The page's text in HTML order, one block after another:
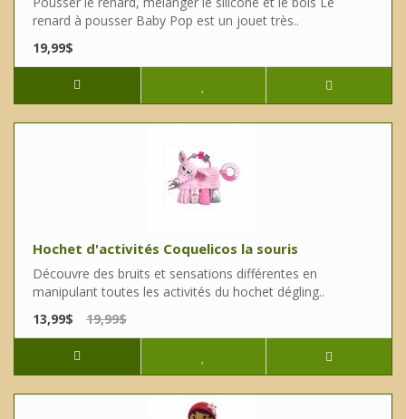
renard à pousser Baby Pop est un jouet très..
19,99$
Hochet d'activités Coquelicos la souris
Découvre des bruits et sensations différentes en
manipulant toutes les activités du hochet dégling..
13,99$
19,99$